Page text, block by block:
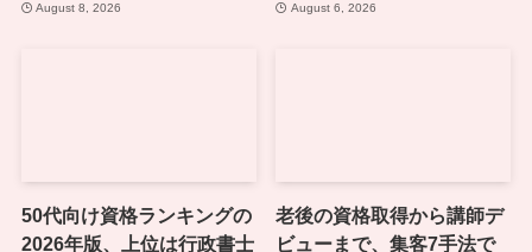
August 8, 2026 August 6, 2026
50代向け資格ランキングの
2026年版、上位は行政書士
老後の資格取得から講師デ
ビューまで、集客7手法で